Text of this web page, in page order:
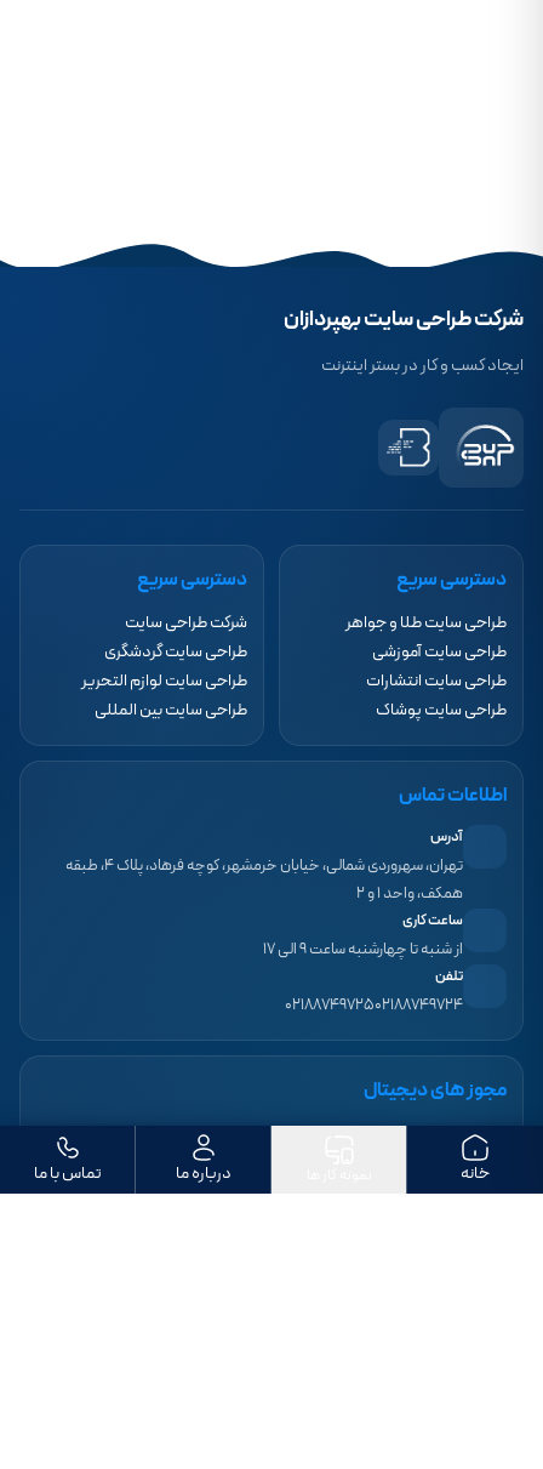
شرکت طراحی سایت بهپردازان
ایجاد کسب و کار در بستر اینترنت
دسترسی سریع
طراحی سایت طلا و جواهر
طراحی سایت آموزشی
طراحی سایت انتشارات
طراحی سایت پوشاک
دسترسی سریع
شرکت طراحی سایت
طراحی سایت گردشگری
طراحی سایت لوازم التحریر
طراحی سایت بین المللی
اطلاعات تماس
آدرس
تهران، سهروردی شمالی، خیابان خرمشهر، کوچه فرهاد، پلاک ۴، طبقه
همکف، واحد ۱ و ۲
ساعت کاری
از شنبه تا چهارشنبه ساعت ۹ الی ۱۷
تلفن
۰۲۱۸۸۷۴۹۷۲۴۰۲۱۸۸۷۴۹۷۲۵
مجوز های دیجیتال
خانه درباره ما تماس با ما